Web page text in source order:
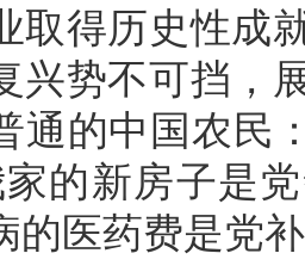
取得历史性成
兴势不可挡，
通的中国农民
家的新房子是
的医药费是党